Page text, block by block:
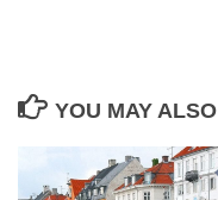
YOU MAY